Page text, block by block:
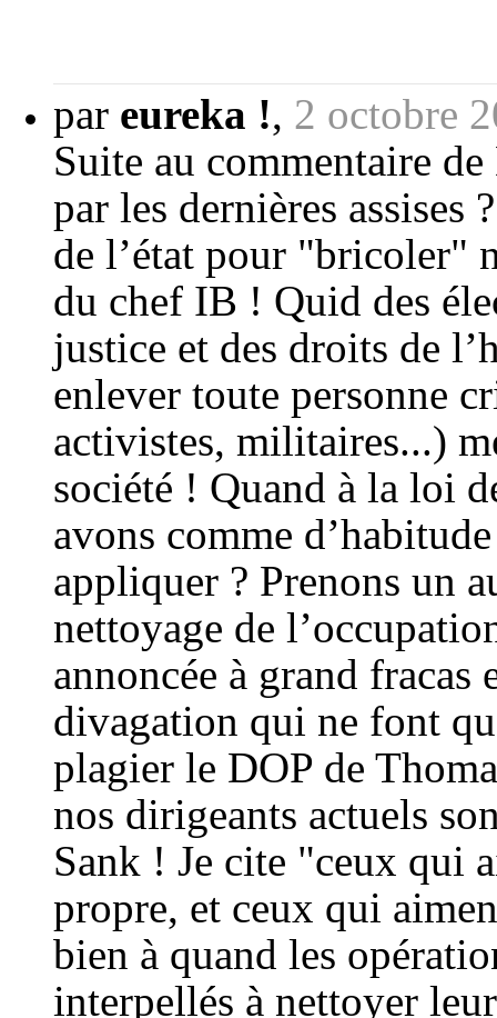
par eureka !, 2 octobre
Suite au commentaire
par les dernières
de l’état pour "bricoler"
du chef IB ! Quid des
justice et des droits de
enlever toute personne
activistes, militaires...)
société ! Quand à la loi
avons comme
appliquer ? Prenons un
nettoyage de
annoncée à grand
divagation qui ne font
plagier le DOP de
nos dirigeants actuels
Sank ! Je cite "ceux qui
propre, et ceux qui
bien à quand les
interpellés à nettoyer